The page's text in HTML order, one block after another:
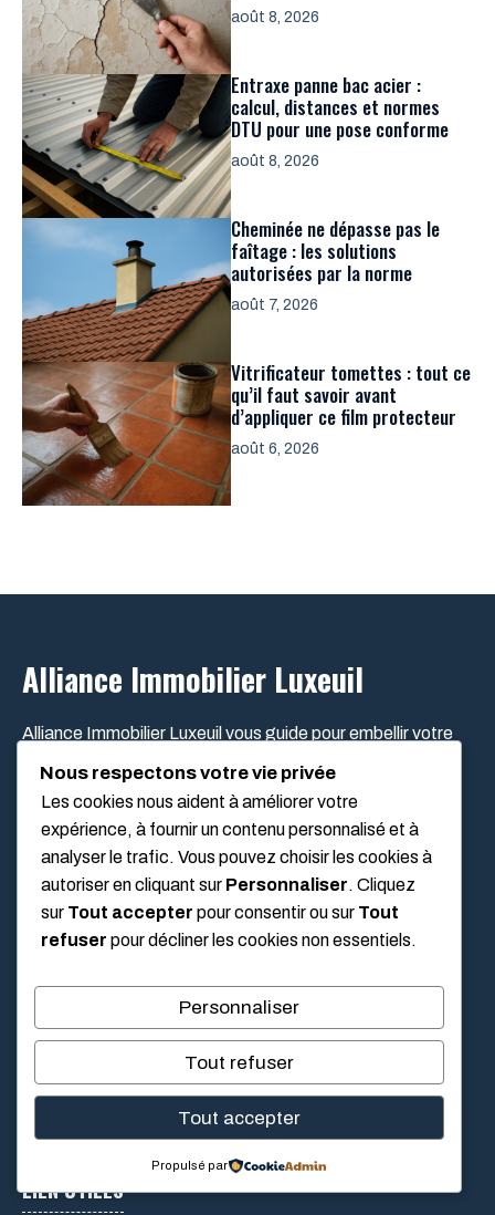
août 8, 2026
Entraxe panne bac acier :
calcul, distances et normes
DTU pour une pose conforme
août 8, 2026
Cheminée ne dépasse pas le
faîtage : les solutions
autorisées par la norme
août 7, 2026
Vitrificateur tomettes : tout ce
qu’il faut savoir avant
d’appliquer ce film protecteur
août 6, 2026
Alliance Immobilier Luxeuil
Alliance Immobilier Luxeuil vous guide pour embellir votre
intérieur, réaliser vos projets de bricolage et cultiver un
jardin agréable toute l'année.
CATÉGORIE
+ Climatisation & Chauffage
+ Jardin & Extérieur
+ Maison
LIEN UTILES
Nous respectons votre vie privée
Les cookies nous aident à améliorer votre
expérience, à fournir un contenu personnalisé et à
analyser le trafic. Vous pouvez choisir les cookies à
autoriser en cliquant sur Personnaliser. Cliquez
sur Tout accepter pour consentir ou sur Tout
refuser pour décliner les cookies non essentiels.
Personnaliser
Tout refuser
Tout accepter
Propulsé par